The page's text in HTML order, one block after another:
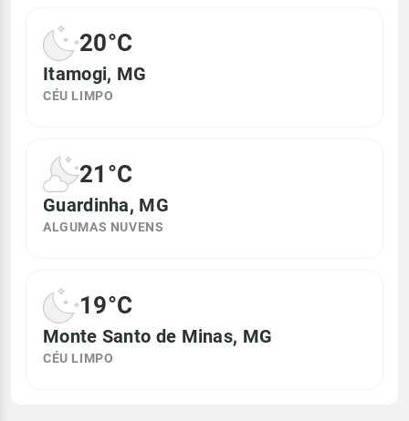
20°C
Itamogi, MG
CÉU LIMPO
21°C
Guardinha, MG
ALGUMAS NUVENS
19°C
Monte Santo de Minas, MG
CÉU LIMPO